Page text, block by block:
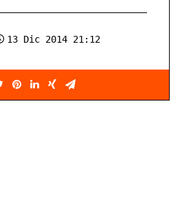
13 Dic 2014 21:12